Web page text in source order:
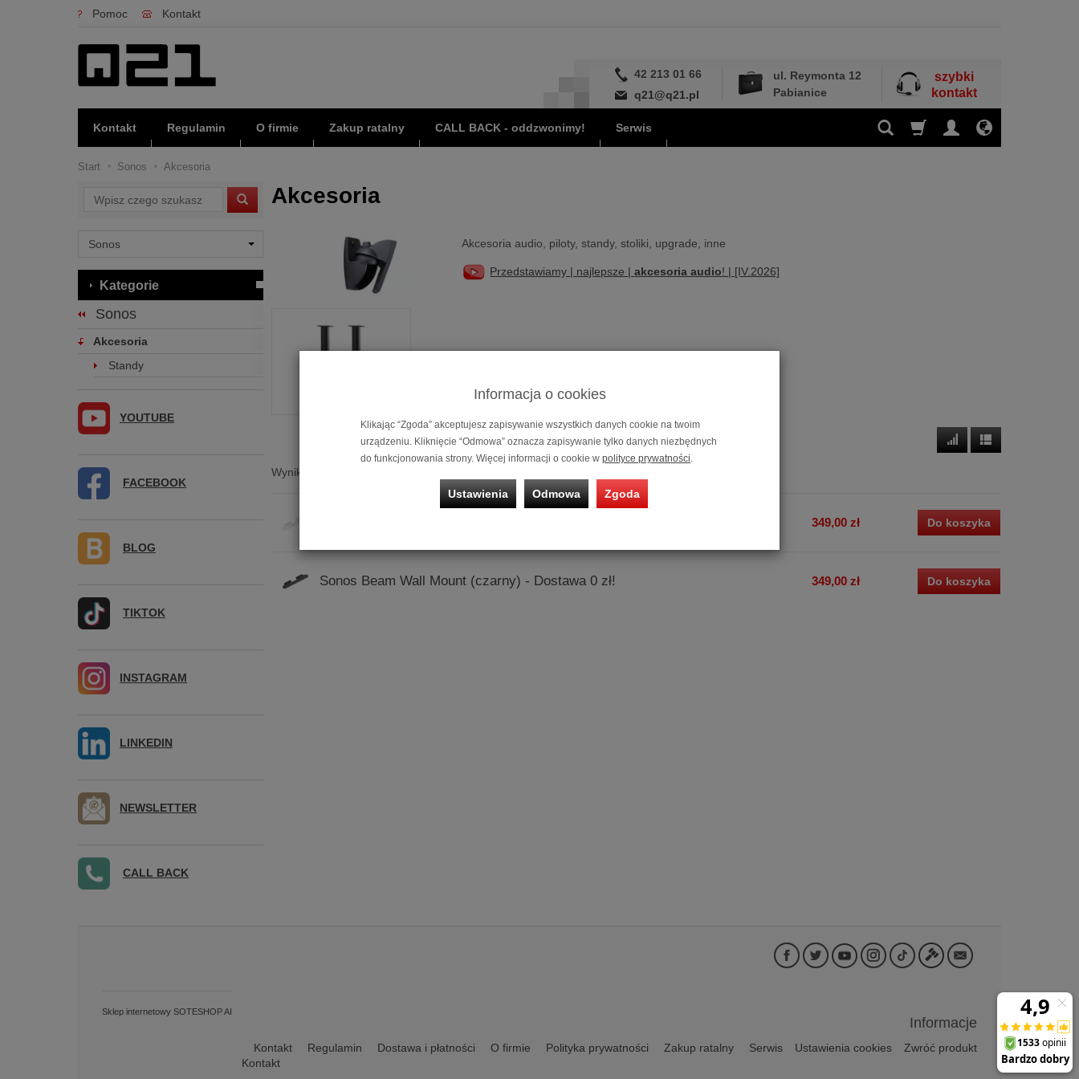
Pomoc Kontakt
42 213 01 66
q21@q21.pl
ul. Reymonta 12
Pabianice
szybki
kontakt
Kontakt Regulamin O firmie Zakup ratalny CALL BACK - oddzwonimy! Serwis
Start Sonos Akcesoria
Akcesoria
Akcesoria audio, piloty, standy, stoliki, upgrade, inne
Przedstawiamy | najlepsze |akcesoria audio! | [IV.2026]
Wyniki wyszukiwania prezentowane są wg trafności zapytania
349,00 zł Do koszyka
Sonos Beam Wall Mount (czarny) - Dostawa 0 zł! 349,00 zł Do koszyka
Wyszukaj
Kategorie
Sonos
Akcesoria
Standy
YOUTUBE
FACEBOOK
BLOG
TIKTOK
INSTAGRAM
LINKEDIN
NEWSLETTER
CALL BACK
Informacje
Kontakt Regulamin Dostawa i płatności O firmie Polityka prywatności Zakup ratalny Serwis Ustawienia cookies
Zwróć produkt
Kontakt
Sklep internetowy SOTESHOP AI
Informacja o cookies
Klikając “Zgoda” akceptujesz zapisywanie wszystkich danych cookie na twoim
urządzeniu. Kliknięcie “Odmowa” oznacza zapisywanie tylko danych niezbędnych
do funkcjonowania strony. Więcej informacji o cookie w polityce prywatności
Ustawienia Odmowa Zgoda